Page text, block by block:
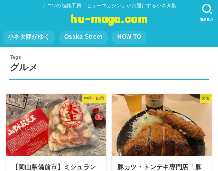
ナニワの編集工房「ヒューマガジン」がお届けする小ネタ集
hu-maga.com
小ネタ隊がゆく Osaka Street HOW TO
SEARCH
グルメ
中国・四国
【岡山県備前市】ミシュラン
大阪
豚カツ・トンテキ専門店「豚